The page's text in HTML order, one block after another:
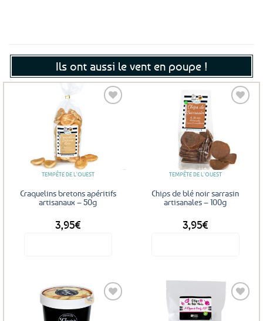
Ils ont aussi le vent en poupe !
TEMPÊTE DE L'OUEST
Craquelins bretons apéritifs
artisanaux – 50g
3,95€
favoris
TEMPÊTE DE L'OUEST
Chips de blé noir sarrasin
artisanales – 100g
3,95€